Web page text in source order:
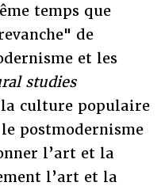
temps que
de
et les
studies
culture populaire
postmodernisme
l’art et la
l’art et la